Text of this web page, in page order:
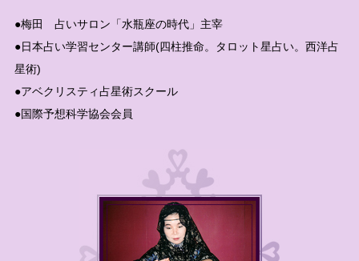
●梅田 占いサロン「水瓶座の時代」主宰
●日本占い学習センター講師(四柱推命。タロット星占い。西洋占
星術)
●アベクリスティ占星術スクール
●国際予想科学協会会員